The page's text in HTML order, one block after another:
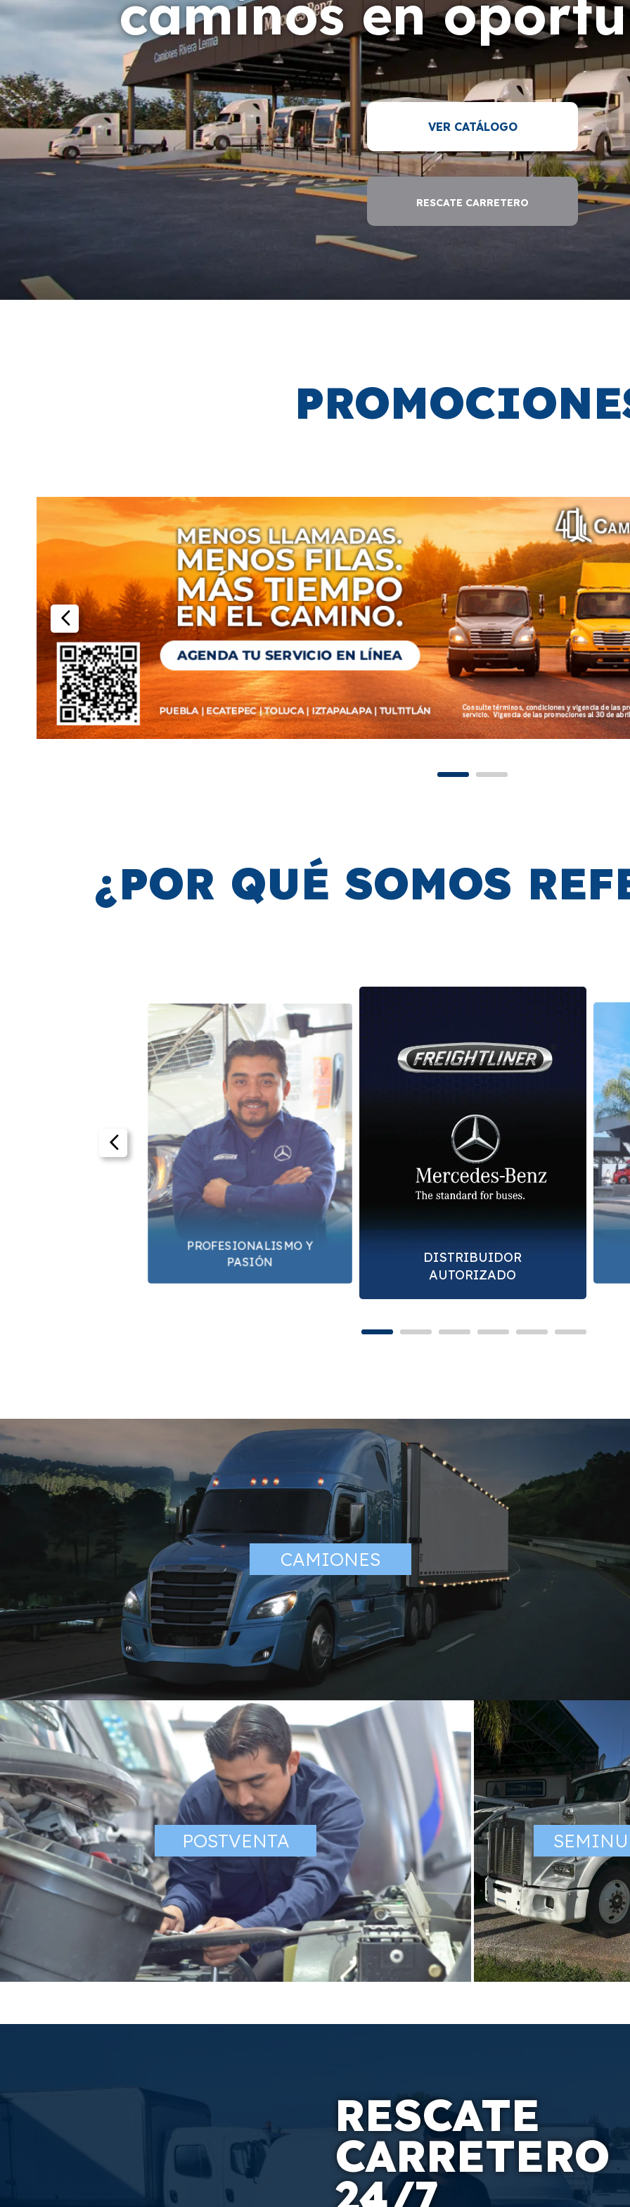
caminos en
VER CATÁLOGO
RESCATE CARRETERO
¿POR QUÉ SOMOS
DISTRIBUIDOR
AUTORIZADO
PROFESIONALISMO Y
PASIÓN
CAMIONES
CAMIONES
Freightliner, el fabricante de camiones y tractocamiones más grande de
Norteamérica. Siempre unidos a mantener a México y el mundo en
movimiento, con rentabilidad, respaldo, seguridad y compromiso.
CONOCE MÁS
POSTVENTA
Seguimiento, asistencia y capacitación total que garantiza el rendimiento y
durabilidad de tu unidad
CONOCE MÁS
Conoce nuestra gran
seminuevas, con
Personalizadas y
CONOCE
RESCATE
CARRETERO